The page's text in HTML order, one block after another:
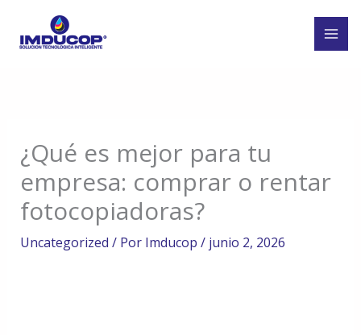
contenido
¿Qué es mejor para tu
empresa: comprar o rentar
fotocopiadoras?
Uncategorized / Por Imducop / junio 2, 2026